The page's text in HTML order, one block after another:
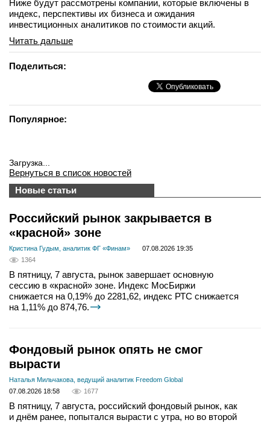
Ниже будут рассмотрены компании, которые включены в
индекс, перспективы их бизнеса и ожидания
инвестиционных аналитиков по стоимости акций.
Читать дальше
Поделиться:
Популярное:
Загрузка...
Вернуться в список новостей
Новые статьи
Российский рынок закрывается в
«красной» зоне
Кристина Гудым, аналитик ФГ «Финам»
07.08.2026 19:35
1364
В пятницу, 7 августа, рынок завершает основную
сессию в «красной» зоне. Индекс МосБиржи
снижается на 0,19% до 2281,62, индекс РТС снижается
на 1,11% до 874,76.
Фондовый рынок опять не смог
вырасти
Наталья Мильчакова, ведущий аналитик Freedom Global
07.08.2026 18:58
1677
В пятницу, 7 августа, российский фондовый рынок, как
и днём ранее, попытался вырасти с утра, но во второй